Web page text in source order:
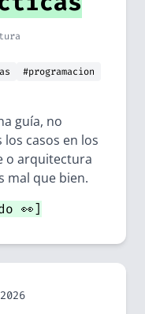
#programacion
guía, no
casos en los
o arquitectura
mal que bien.
👀]